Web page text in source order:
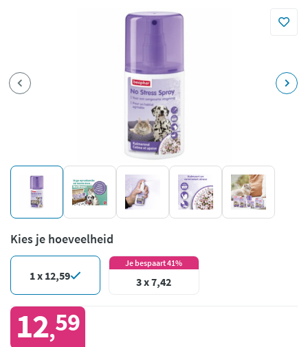
Kies je hoeveelheid
1 x 12,59
Je bespaart 41%
3 x 7,42
12,59